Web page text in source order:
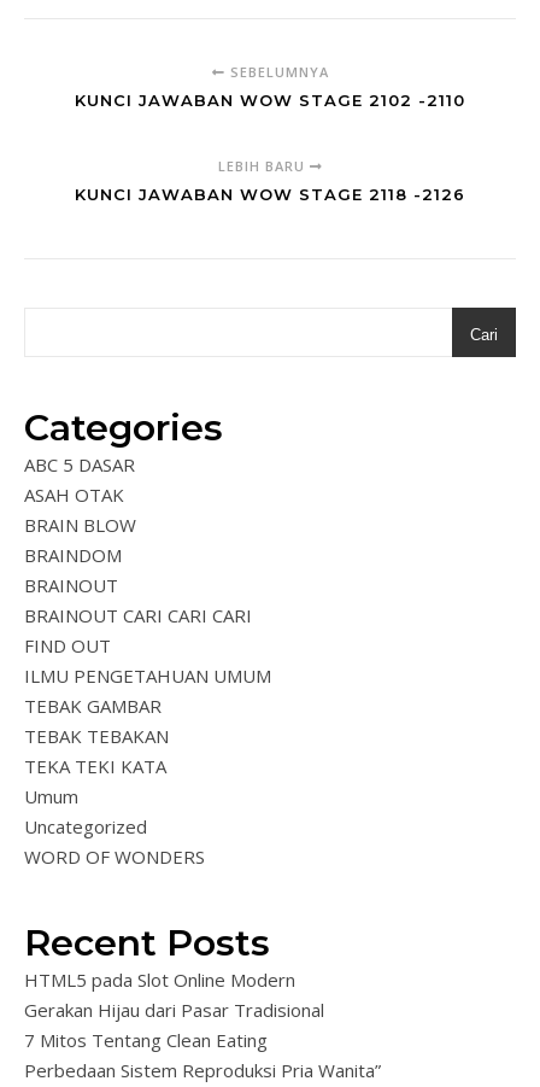
SEBELUMNYA
KUNCI JAWABAN WOW STAGE 2102 -2110
LEBIH BARU
KUNCI JAWABAN WOW STAGE 2118 -2126
Cari
Categories
ABC 5 DASAR
ASAH OTAK
BRAIN BLOW
BRAINDOM
BRAINOUT
BRAINOUT CARI CARI CARI
FIND OUT
ILMU PENGETAHUAN UMUM
TEBAK GAMBAR
TEBAK TEBAKAN
TEKA TEKI KATA
Umum
Uncategorized
WORD OF WONDERS
Recent Posts
HTML5 pada Slot Online Modern
Gerakan Hijau dari Pasar Tradisional
7 Mitos Tentang Clean Eating
Perbedaan Sistem Reproduksi Pria Wanita”